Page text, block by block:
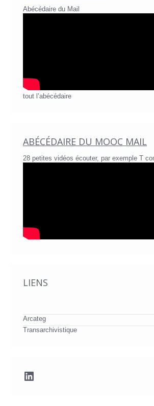
Abécédaire du Mail
tout l’abécédaire
ABÉCÉDAIRE DU MOOC MAIL
28 petites vidéos écouter, par exemple T
LIENS
Arcateg
Transarchivistique
LinkedIn